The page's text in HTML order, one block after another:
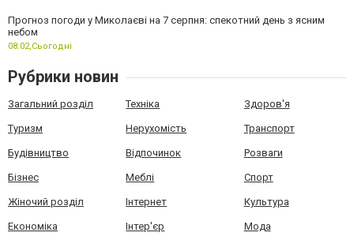
Прогноз погоди у Миколаєві на 7 серпня: спекотний день з ясним
небом
08:02, Сьогодні
Рубрики новин
Загальний розділ Техніка Здоров'я
Туризм Нерухомість Транспорт
Будівництво Відпочинок Розваги
Бізнес Меблі Спорт
Жіночий розділ Інтернет Культура
Економіка Інтер'єр Мода